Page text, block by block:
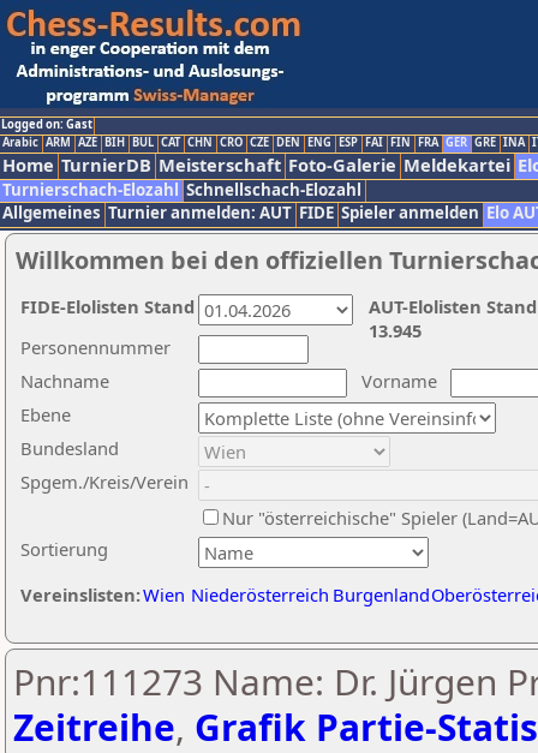
Logged on: Gast
Arabic ARM AZE BIH BUL CAT CHN CRO CZE DEN ENG ESP FAI FIN FRA GER GRE INA
Home TurnierDB Meisterschaft Foto-Galerie Meldekartei
Turnierschach-Elozahl Schnellschach-Elozahl
Allgemeines Turnier anmelden: AUT FIDE Spieler anmelden Elo
Willkommen bei den offiziellen
Nachname
Vorname
Ebene
Sortierung
Personennummer
Bundesland
Spgem./Kreis/Verein
Nur "österreichische" Spieler
Vereinslisten:Wien Niederösterreich Burgenland
AUT-Elolisten
13.945
FIDE-Elolisten Stand
Pnr:111273 Name: Dr. Jürgen
Zeitreihe, Grafik Partie-